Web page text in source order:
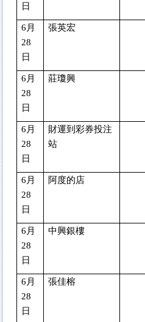
日
6 月
28
日
張英宏
6 月
28
日
莊瓊興
6 月
28
日
財運到彩券投注
站
6 月
28
日
阿度的店
6 月
28
日
中興銀樓
6 月
28
日
張佳榕